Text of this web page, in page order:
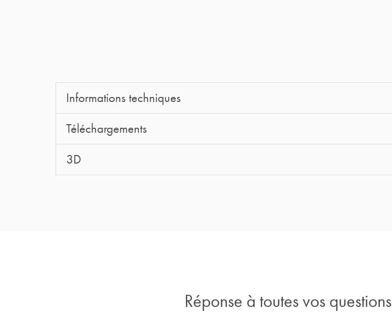
Informations techniques
Téléchargements
3D
Réponse à toutes vos questions